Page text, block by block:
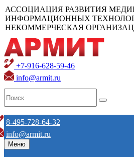
АССОЦИАЦИЯ РАЗВИТИЯ
ИНФОРМАЦИОННЫХ
НЕКОММЕРЧЕСКАЯ
+7-916-628-59-46
info@armit.ru
8-495-728-64-32
info@armit.ru
Меню